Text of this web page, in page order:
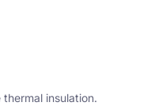
insulation.